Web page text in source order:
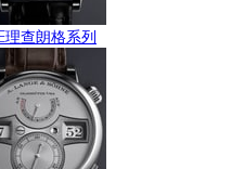
理查朗格系列